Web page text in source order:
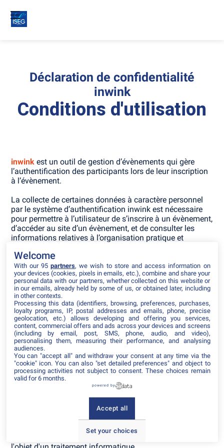
Déclaration de confidentialité
inwink
Conditions d'utilisation
inwink est un outil de gestion d’évènements qui gère
l’authentification des participants lors de leur inscription
à l’évènement.
La collecte de certaines données à caractère personnel
par le système d’authentification inwink est nécessaire
pour permettre à l’utilisateur de s’inscrire à un évènement,
d’accéder au site d’un évènement, et de consulter les
informations relatives à l’organisation pratique et
Les données personnelles recueillies par inwink sont le
nom, le prénom et les données de contact, les identifiants
et mots de passe, ainsi que tous les champs choisis par
l’organisateur d’évènements et qui apparaissent dans le
formulaire d’inscription à un évènement.
Ces données à caractère personnel concernant
l’utilisateur sont confidentielles et conservées par inwink.
Elles pourront être communiquées à ses partenaires et
prestataires exclusivement pour la gestion de l’inscription
et de la participation de l’utilisateur à un ou plusieurs
évènements.
Conformément à la loi "Informatique et Libertés" n°78-17
du 6 janvier 1978 telle que modifiée par la loi n°2004-801
du 6 août 2004, sur justification de son identité,
l’utilisateur dispose d'un droit d'accès et de rectification
des données le concernant, ainsi que du droit de
s’opposer à ce que les données le concernant fassent
Welcome
With our 95partners, we wish to store and access information on
your devices (cookies, pixels in emails, etc.), combine and share your
personal data with our partners, whether collected on this website or
in our emails, already held by some of us, or obtained later, including
in other contexts.
Processing this data (identifiers, browsing, preferences, purchases,
loyalty programs, IP, postal addresses and emails, phone, precise
geolocation, etc.) allows developing and offering you services,
content, commercial offers and ads across your devices and screens
(including by email, post, SMS, phone, audio, and video),
personalising them, measuring their performance, and analysing
audiences.
You can "accept all" and withdraw your consent at any time via the
"cookie" icon. You can also "set detailed preferences" and object to
processing activities not subject to consent. These choices remain
valid for 6 months.
powered by
Set your choices
Accept all